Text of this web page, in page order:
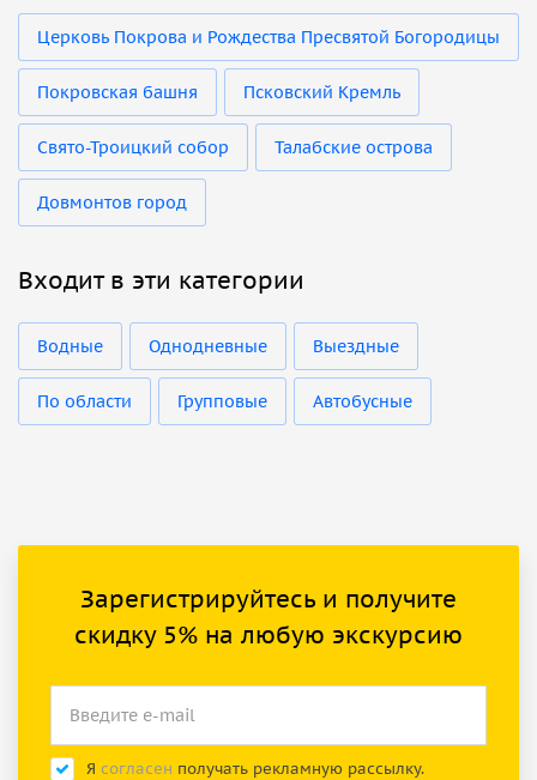
Церковь Покрова и Рождества Пресвятой Богородицы
Покровская башня Псковский Кремль
Свято-Троицкий собор Талабские острова
Довмонтов город
Входит в эти категории
Водные Однодневные Выездные
По области Групповые Автобусные
Зарегистрируйтесь и получите
скидку 5% на любую экскурсию
Я согласен получать рекламную рассылку.